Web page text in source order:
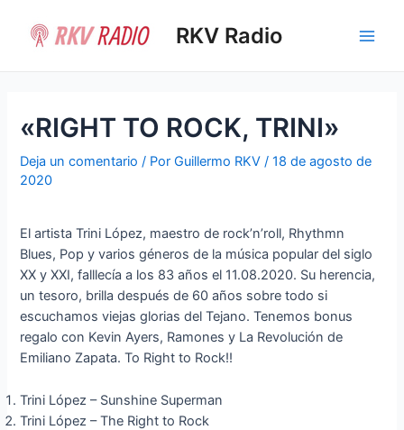
contenido
RKV Radio
«RIGHT TO ROCK, TRINI»
Deja un comentario / PorGuillermo RKV/18 de agosto de
2020
El artista Trini López, maestro de rock’n’roll, Rhythmn
Blues, Pop y varios géneros de la música popular del siglo
XX y XXI, falllecía a los 83 años el 11.08.2020. Su herencia,
un tesoro, brilla después de 60 años sobre todo si
escuchamos viejas glorias del Tejano. Tenemos bonus
regalo con Kevin Ayers, Ramones y La Revolución de
Emiliano Zapata. To Right to Rock!!
Trini López – Sunshine Superman
Trini López – The Right to Rock